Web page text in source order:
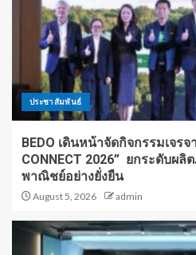
ประชาสัมพันธ์
BEDO เดินหน้าจัดกิจกรรมเจรจ
CONNECT 2026” ยกระดับผ
พาณิชย์อย่างยั่งยืน
August 5, 2026 admin